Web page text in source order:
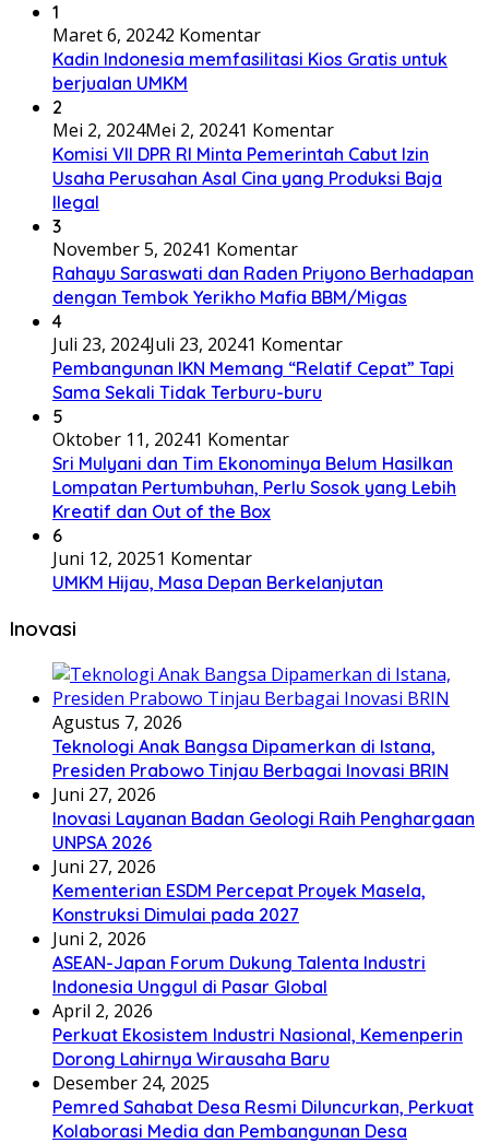
1
Maret 6, 20242 Komentar
Kadin Indonesia memfasilitasi Kios Gratis untuk
berjualan UMKM
2
Mei 2, 2024Mei 2, 20241 Komentar
Komisi VII DPR RI Minta Pemerintah Cabut Izin
Usaha Perusahan Asal Cina yang Produksi Baja
Ilegal
3
November 5, 20241 Komentar
Rahayu Saraswati dan Raden Priyono Berhadapan
dengan Tembok Yerikho Mafia BBM/Migas
4
Juli 23, 2024Juli 23, 20241 Komentar
Pembangunan IKN Memang “Relatif Cepat” Tapi
Sama Sekali Tidak Terburu-buru
5
Oktober 11, 20241 Komentar
Sri Mulyani dan Tim Ekonominya Belum Hasilkan
Lompatan Pertumbuhan, Perlu Sosok yang Lebih
Kreatif dan Out of the Box
6
Juni 12, 20251 Komentar
UMKM Hijau, Masa Depan Berkelanjutan
Inovasi
Agustus 7, 2026
Teknologi Anak Bangsa Dipamerkan di Istana,
Presiden Prabowo Tinjau Berbagai Inovasi BRIN
Juni 27, 2026
Inovasi Layanan Badan Geologi Raih Penghargaan
UNPSA 2026
Juni 27, 2026
Kementerian ESDM Percepat Proyek Masela,
Konstruksi Dimulai pada 2027
Juni 2, 2026
ASEAN-Japan Forum Dukung Talenta Industri
Indonesia Unggul di Pasar Global
April 2, 2026
Perkuat Ekosistem Industri Nasional, Kemenperin
Dorong Lahirnya Wirausaha Baru
Desember 24, 2025
Pemred Sahabat Desa Resmi Diluncurkan, Perkuat
Kolaborasi Media dan Pembangunan Desa